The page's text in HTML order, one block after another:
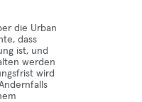
die Urban
dass
ist, und
werden
wird